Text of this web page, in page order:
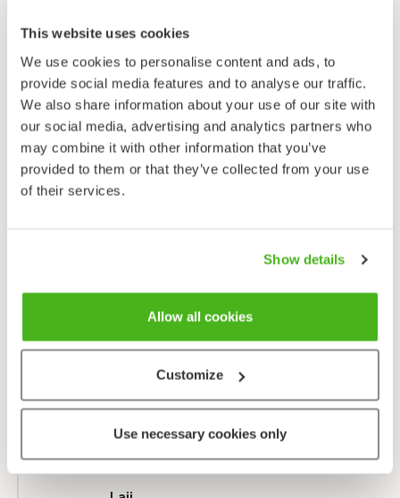
This website uses cookies
We use cookies to personalise content and ads, to
provide social media features and to analyse our traffic.
We also share information about your use of our site with
our social media, advertising and analytics partners who
may combine it with other information that you’ve
provided to them or that they’ve collected from your use
of their services.
Show details
Allow all cookies
Customize
Use necessary cookies only
(nimi ruotsiksi onkin grönbena eli vihreäjalkainen) ja
nuorella okrankeltaiset. Nokka on vihertävätyvisesti
mustanruskea (vanha lintu) tai ruskea–vihertävä
(nuori lintu). Silmän värikalvo on tummanruskea.
Lähetä palautetta!
Luokka
Lahko
Heimo
Kurpat - Scolopacidae
Viklot - Tringa